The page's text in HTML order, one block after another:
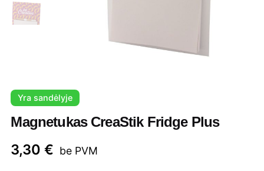
Yra sandėlyje
Magnetukas CreaStik Fridge Plus
3,30€ be PVM